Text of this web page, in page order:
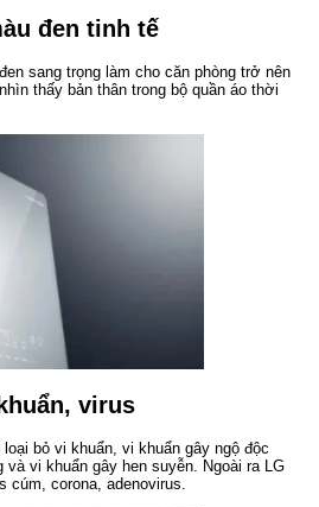
đen tinh tế
sang trọng làm cho căn phòng trở nên
thấy bản thân trong bộ quần áo thời
virus
bỏ vi khuẩn, vi khuẩn gây ngộ độc
vi khuẩn gây hen suyễn. Ngoài ra LG
cúm, corona, adenovirus.